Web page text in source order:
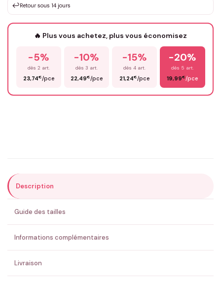
Votre texte / idée*
Prénom*
ENVOYER MA DEMANDE ✨
💚 Retour sous 24-48h🇫🇷 Flocage en France✅ Validation avant fabrication
↩️Retour sous 14 jours
🔥 Plus vous achetez, plus vous économisez
-5%
dès 2 art.
23,74€/pce
-10%
dès 3 art.
22,49€/pce
-15%
dès 4 art.
21,24€/pce
-20%
dès 5 art.
19,99€/pce
Description
Guide des tailles
Informations complémentaires
Livraison